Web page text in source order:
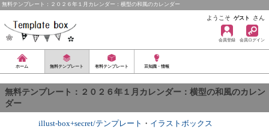
無料テンプレート：２０２６年１月カレンダー：横型の和風のカレンダー
ようこそ ゲスト さん
会員登録 会員ログイン
ホーム 無料テンプレート 有料テンプレート 豆知識・情報
無料テンプレート：２０２６年１月カレンダー：横型の和風のカレン
ダー
illust-box+secret/テンプレート ・ イラストボックス